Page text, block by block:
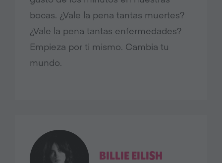
bocas. ¿Vale la pena tantas muertes?
¿Vale la pena tantas enfermedades?
Empieza por ti mismo. Cambia tu
mundo.
BILLIE EILISH